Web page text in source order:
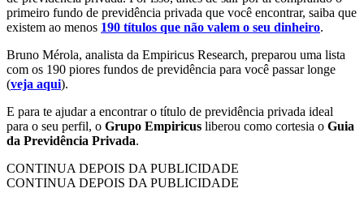
primeiro fundo de previdência privada que você encontrar, saiba que
existem ao menos 190 títulos que não valem o seu dinheiro.
Bruno Mérola, analista da Empiricus Research, preparou uma lista
com os 190 piores fundos de previdência para você passar longe
(veja aqui).
E para te ajudar a encontrar o título de previdência privada ideal
para o seu perfil, o Grupo Empiricus liberou como cortesia o Guia
da Previdência Privada.
CONTINUA DEPOIS DA PUBLICIDADE
CONTINUA DEPOIS DA PUBLICIDADE